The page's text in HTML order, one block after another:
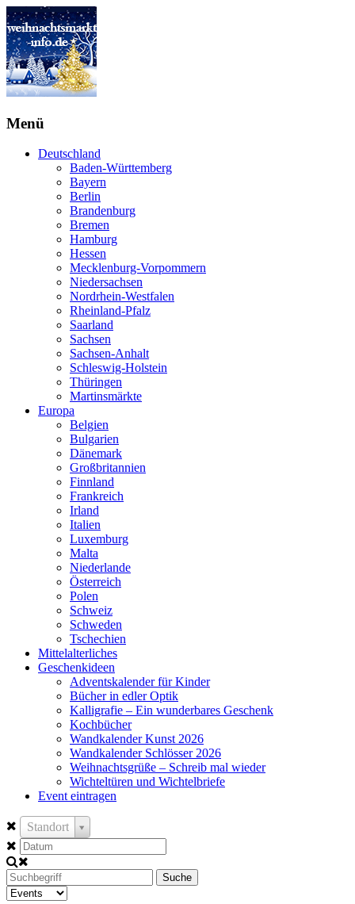
Menü
Deutschland
Baden-Württemberg
Bayern
Berlin
Brandenburg
Bremen
Hamburg
Hessen
Mecklenburg-Vorpommern
Niedersachsen
Nordrhein-Westfalen
Rheinland-Pfalz
Saarland
Sachsen
Sachsen-Anhalt
Schleswig-Holstein
Thüringen
Martinsmärkte
Europa
Belgien
Bulgarien
Dänemark
Großbritannien
Finnland
Frankreich
Irland
Italien
Luxemburg
Malta
Niederlande
Österreich
Polen
Schweiz
Schweden
Tschechien
Mittelalterliches
Geschenkideen
Adventskalender für Kinder
Bücher in edler Optik
Kalligrafie – Ein wunderbares Geschenk
Kochbücher
Wandkalender Kunst 2026
Wandkalender Schlösser 2026
Weihnachtsgrüße – Schreib mal wieder
Wichteltüren und Wichtelbriefe
Event eintragen
Standort
Suche